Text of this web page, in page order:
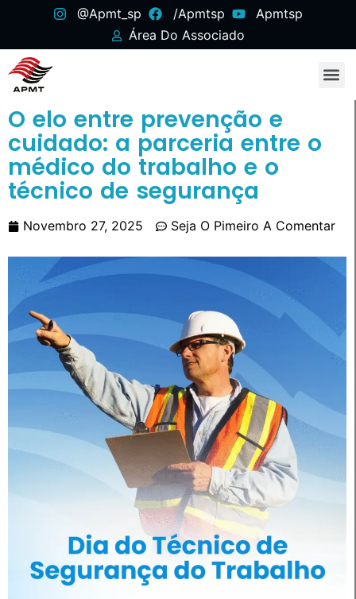
@apmt_sp /apmtsp
Apmtsp
Área Do Associado
O elo entre prevenção e
cuidado: a parceria entre o
médico do trabalho e o
técnico de segurança
Novembro 27, 2025 Seja O Pimeiro A Comentar